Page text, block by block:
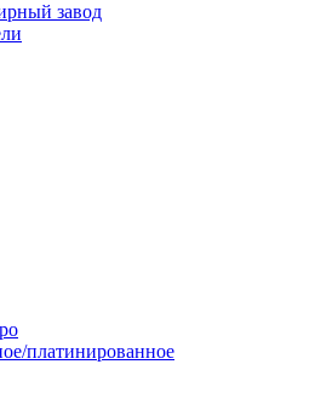
завод
платинированное